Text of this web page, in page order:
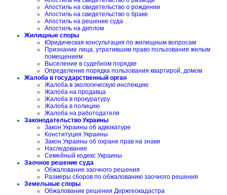
Апостиль на свидетельство о рождении
Апостиль на свидетельство о браке
Апостиль на решение суда
Апостиль на диплом
Жилищные споры
Юридическая консультация по жилищным вопросам
Признание лица, утратившим право пользования жилым
помещением
Выселение в судебном порядке
Определение порядка пользования квартирой, домом
Жалоба в государственный орган
Жалоба в экологическую инспекцию
Жалоба на продавца
Жалоба в прокуратуру
Жалоба в полицию
Жалоба на работодателя
Законодательство Украины
Закон Украины об адвокатуре
Конституция Украины
Закон Украины об охране прав на знаки
Наследование
Семейный кодекс Украины
Заочное решение суда
Обжалование заочного решения
Размеры сборов по обжалованию заочного решения
Земельные споры
Обжалование решения Держгеокадастра